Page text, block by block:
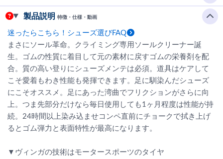
製品説明 特徴・仕様・動画
迷ったらこちら！シューズ選びFAQ
まさにソール革命。クライミング専用ソールクリーナー誕
生。ゴムの性質に着目して元の素材に戻すゴムの栄養剤を配
合。質の高い登りにシューズメンテは必須。道具はケアして
こそ愛着もわき性能も発揮できます。足に馴染んだシューズ
にこそオススメ。足にあった湾曲でフリクションがさらに向
上。つま先部分だけなら毎日使用しても1ヶ月程度は性能が持
続。24時間以上染み込ませコンペ直前にチョークで拭き上げ
るとゴム弾力と表面特性が最高になります。
▼ヴィンガの技術はモータースポーツのタイヤ